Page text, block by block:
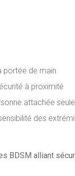
portée de main
à proximité
attachée seule
des
BDSM alliant